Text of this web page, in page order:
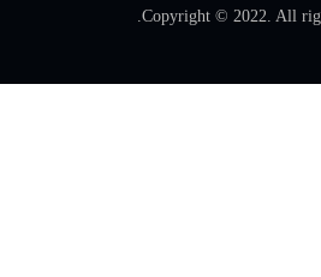
Copyright © 2022. All